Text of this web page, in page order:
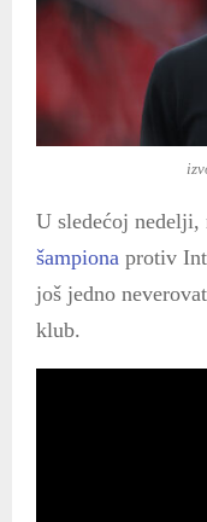
U sledećoj
šampiona protiv
još jedno
klub.